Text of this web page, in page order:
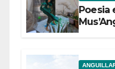
Poesia